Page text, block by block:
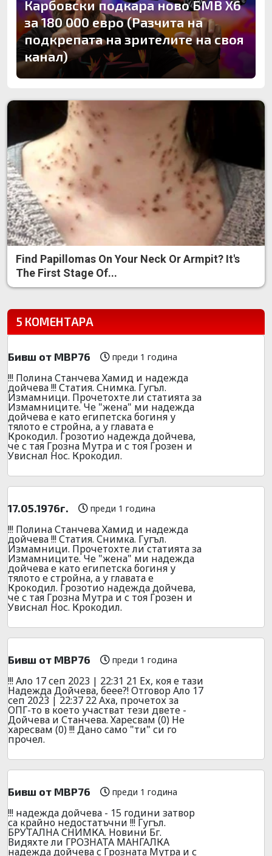
Карбовски подкара ново БМВ Х6
за 180 000 евро (Разчита на
подкрепата на зрителите на своя
канал)
Find Papillomas On Your Neck Or Armpit? It's
The First Stage Of...
5 КОМЕНТАРА
Бивш от МВР76 преди 1 година
!!! Полина Станчева Хамид и надежда
дойчева !!! Статия. Снимка. Гугъл.
Измамници. Прочетохте ли статията за
Измамниците. Че "жена" ми надежда
дойчева е като египетска богиня у
тялото е стройна, а у главата е
Крокодил. Грозотио надежда дойчева,
че с тая Грозна Мутра и с тоя Грозен и
Увиснал Нос. Крокодил.
17.05.1976г. преди 1 година
!!! Полина Станчева Хамид и надежда
дойчева !!! Статия. Снимка. Гугъл.
Измамници. Прочетохте ли статията за
Измамниците. Че "жена" ми надежда
дойчева е като египетска богиня у
тялото е стройна, а у главата е
Крокодил. Грозотио надежда дойчева,
че с тая Грозна Мутра и с тоя Грозен и
Увиснал Нос. Крокодил.
Бивш от МВР76 преди 1 година
!!! Ало 17 сеп 2023 | 22:31 21 Ех, коя е тази
Надежда Дойчева, беее?! Отговор Ало 17
сеп 2023 | 22:37 22 Аха, прочетох за
ОПГ-то в което участват тези двете -
Дойчева и Станчева. Харесвам (0) Не
харесвам (0) !!! Дано само "ти" си го
прочел.
Бивш от МВР76 преди 1 година
!!! надежда дойчева - 15 години затвор
са крайно недостатъчни !!! Гугъл.
БРУТАЛНА СНИМКА. Новини Бг.
Видяхте ли ГРОЗНАТА МАНГАЛКА
надежда дойчева с Грозната Мутра и с